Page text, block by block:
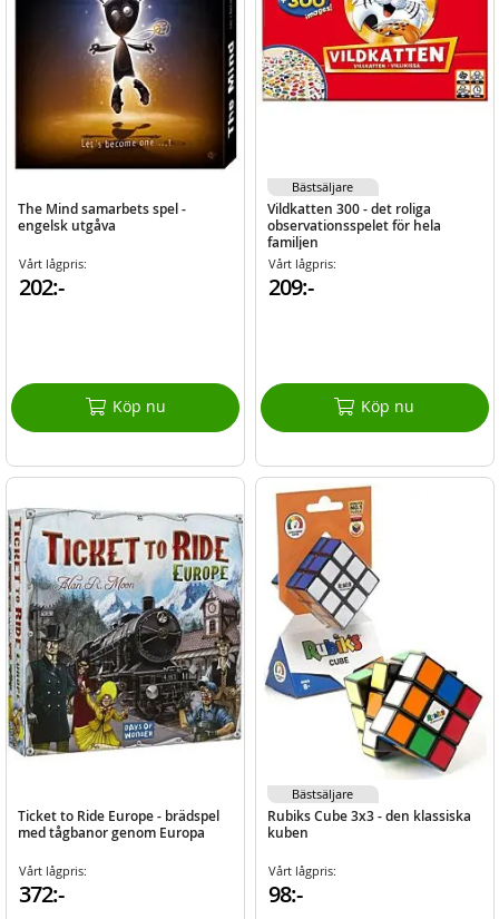
The Mind samarbets spel -
engelsk utgåva
Vårt lågpris:
202:-
Köp nu
Vildkatten 300 - det roliga
observationsspelet för hela
familjen
Vårt lågpris:
209:-
Köp nu
Bästsäljare
Ticket to Ride Europe - brädspel
med tågbanor genom Europa
Vårt lågpris:
372:-
Rubiks Cube 3x3 - den klassiska
kuben
Vårt lågpris:
98:-
Bästsäljare